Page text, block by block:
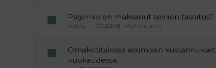
Paljonko on maksanut seinien tasoitus?
cukkis 11.09.2008 Perhe-elämä
Omakotitalossa asumisen kustannukset
kuukaudessa..